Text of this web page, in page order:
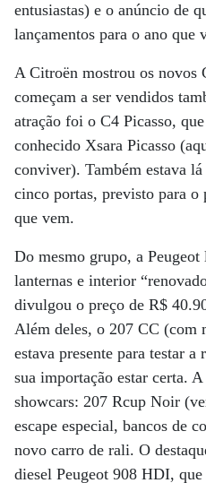
entusiastas) e o anúncio de
lançamentos para o ano que
A Citroën mostrou os novos
começam a ser vendidos
atração foi o C4 Picasso,
conhecido Xsara Picasso
conviver). Também estava
cinco portas, previsto para
que vem.
Do mesmo grupo, a
lanternas e interior
divulgou o preço de R$
Além deles, o 207 CC (com
estava presente para testar
sua importação estar certa.
showcars: 207 Rcup Noir
escape especial, bancos de
novo carro de rali. O
diesel Peugeot 908 HDI,